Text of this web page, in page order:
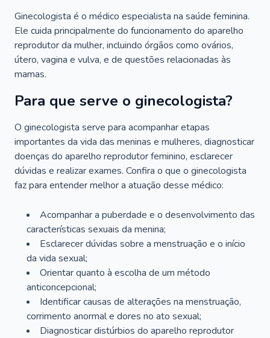
Ginecologista é o médico especialista na saúde feminina.
Ele cuida principalmente do funcionamento do aparelho
reprodutor da mulher, incluindo órgãos como ovários,
útero, vagina e vulva, e de questões relacionadas às
mamas.
Para que serve o ginecologista?
O ginecologista serve para acompanhar etapas
importantes da vida das meninas e mulheres, diagnosticar
doenças do aparelho reprodutor feminino, esclarecer
dúvidas e realizar exames. Confira o que o ginecologista
faz para entender melhor a atuação desse médico:
Acompanhar a puberdade e o desenvolvimento das
características sexuais da menina;
Esclarecer dúvidas sobre a menstruação e o início
da vida sexual;
Orientar quanto à escolha de um método
anticoncepcional;
Identificar causas de alterações na menstruação,
corrimento anormal e dores no ato sexual;
Diagnosticar distúrbios do aparelho reprodutor